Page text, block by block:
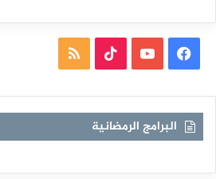
فيسبوكيوتيوب TikTokملخص
RSS
البرامج الرمضانية